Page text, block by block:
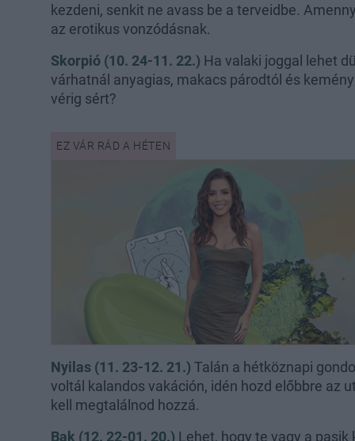
kezdeni, senkit ne avass be a terveidbe.
az erotikus vonzódásnak.
Skorpió (10. 24-11. 22.) Ha valaki joggal lehet
várhatnál anyagias, makacs párodtól és
vérig sért?
Nyilas (11. 23-12. 21.) Talán a hétköznapi
voltál kalandos vakáción, idén hozd előbbre az
kell megtalálnod hozzá.
Bak (12. 22-01. 20.) Lehet, hogy te vagy a